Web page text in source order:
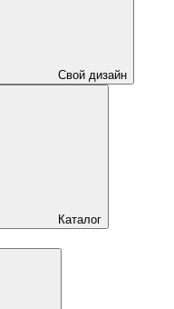
Свой дизайн
Каталог